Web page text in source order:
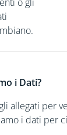
i Dati?
allegati per
i dati per